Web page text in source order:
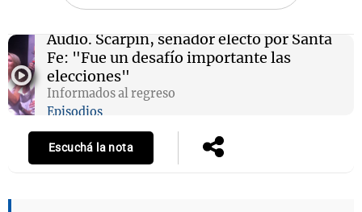
Audio. Scarpín, senador electo por Santa
Fe: "Fue un desafío importante las
elecciones"
Informados al regreso
Episodios
Escuchá la nota